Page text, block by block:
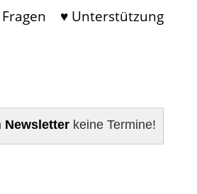
♥ Unterstützung
Newsletter keine Termine!